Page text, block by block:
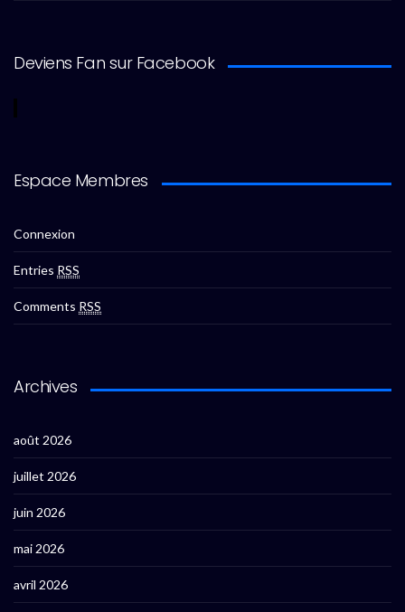
Deviens Fan sur Facebook
Espace Membres
Connexion
Entries RSS
Comments RSS
Archives
août 2026
juillet 2026
juin 2026
mai 2026
avril 2026